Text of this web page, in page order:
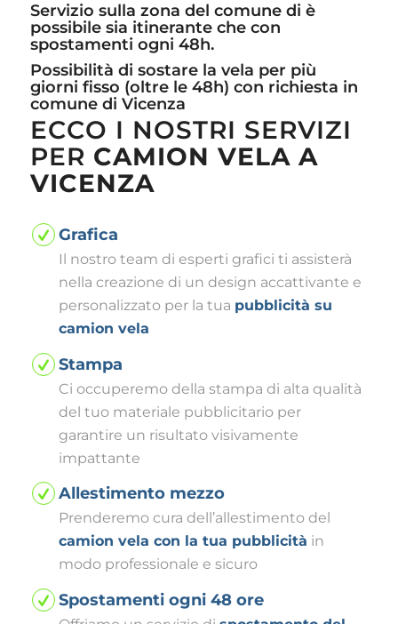
Servizio sulla zona del comune di è
possibile sia itinerante che con
spostamenti ogni 48h.
Possibilità di sostare la vela per più
giorni fisso (oltre le 48h) con richiesta in
comune di Vicenza
ECCO I NOSTRI SERVIZI
PER CAMION VELA A
VICENZA
Grafica
Il nostro team di esperti grafici ti assisterà
nella creazione di un design accattivante e
personalizzato per la tua pubblicità su
camion vela
Stampa
Ci occuperemo della stampa di alta qualità
del tuo materiale pubblicitario per
garantire un risultato visivamente
impattante
Allestimento mezzo
Prenderemo cura dell’allestimento del
camion vela con la tua pubblicità in
modo professionale e sicuro
Spostamenti ogni 48 ore